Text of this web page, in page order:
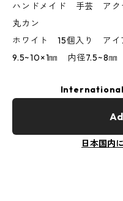
ハンドメイド 手芸 ア
丸カン
ホワイト 15個入り ア
9.5~10×1㎜ 内径7.5~8㎜
日本国内